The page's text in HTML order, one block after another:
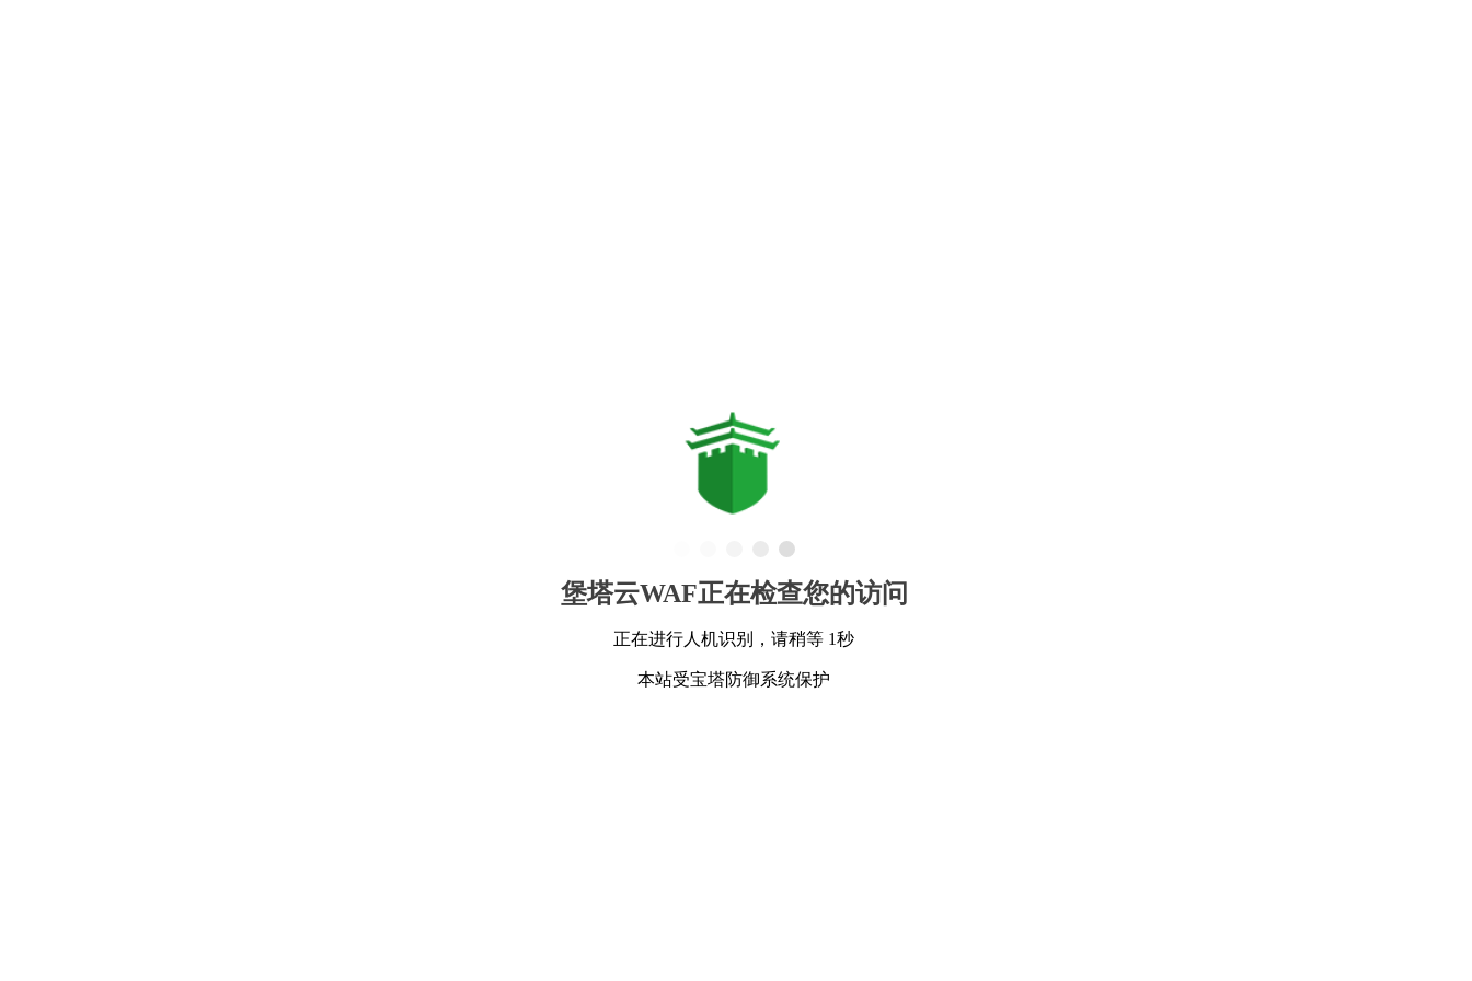
堡塔云WAF正在检查您的访问
正在进行人机识别，请稍等 1秒
本站受宝塔防御系统保护